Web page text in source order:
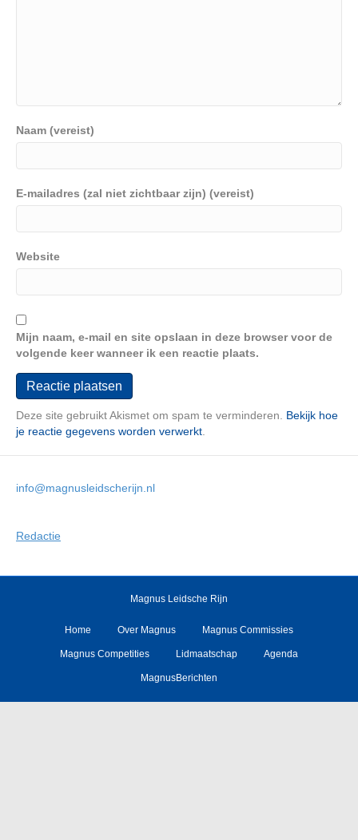
Naam (vereist)
E-mailadres (zal niet zichtbaar zijn) (vereist)
Website
Mijn naam, e-mail en site opslaan in deze browser voor de
volgende keer wanneer ik een reactie plaats.
Deze site gebruikt Akismet om spam te verminderen. Bekijk hoe
je reactie gegevens worden verwerkt
info@magnusleidscherijn.nl
Redactie
Magnus Leidsche Rijn
Home Over Magnus Magnus Commissies
Magnus Competities Lidmaatschap Agenda
MagnusBerichten